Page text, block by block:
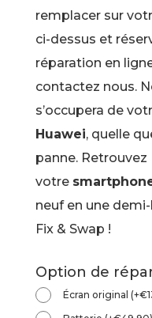
remplacer sur
ci-dessus et
réparation en
contactez nous.
s’occupera de
Huawei, quelle
panne. Retrouvez
votre
neuf en une
Fix & Swap !
Option de
Écran original (+€